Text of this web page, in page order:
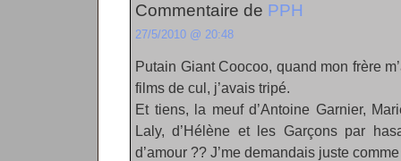
Commentaire de PPH
27/5/2010 @ 20:48
Putain Giant Coocoo, quand mon frère
films de cul, j’avais tripé.
Et tiens, la meuf d’Antoine Garnier,
Laly, d’Hélène et les Garçons par
d’amour ?? J’me demandais juste